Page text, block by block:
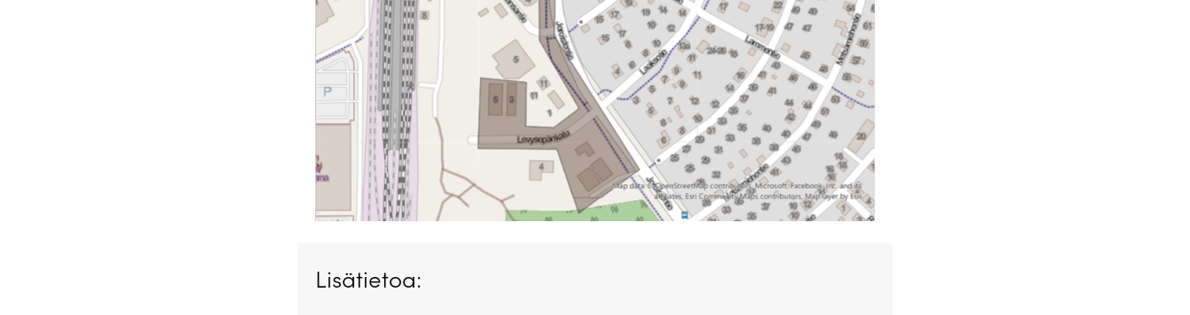
Lisätietoa: